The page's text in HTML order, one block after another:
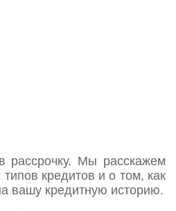
рассрочку. Мы расскажем
кредитов и о том, как
вашу кредитную историю.